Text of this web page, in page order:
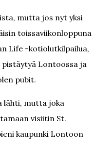
mutta jos nyt yksi
toissaviikonloppuna
Life -kotiolutkilpailua,
pistäytyä Lontoossa ja
pubit.
lähti, mutta joka
visiitin St.
kaupunki Lontoon